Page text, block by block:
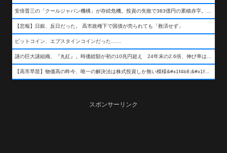
【悲報】日銀、反日だった。 高市政権下で国債が売られても「救済せず」
ビットコイン、エプスタインコインだった……
スポンサーリンク